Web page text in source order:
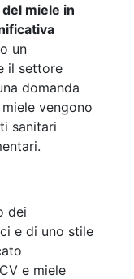
miele in
un
il settore
domanda
vengono
sanitari
dei
e di uno stile
e miele